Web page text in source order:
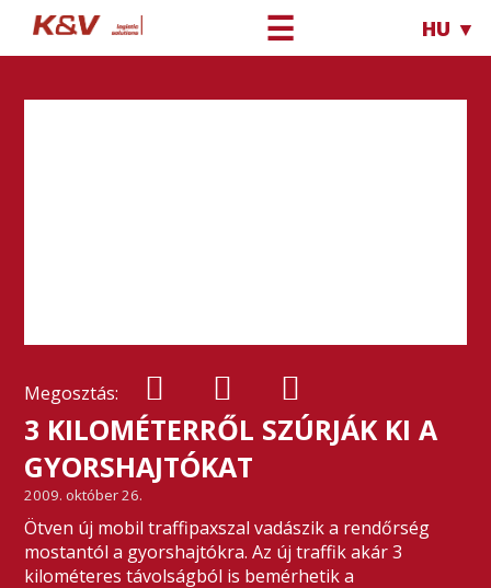
☰ HU ▼
Megosztás:
3 KILOMÉTERRŐL SZÚRJÁK KI A
GYORSHAJTÓKAT
2009. október 26.
Ötven új mobil traffipaxszal vadászik a rendőrség
mostantól a gyorshajtókra. Az új traffik akár 3
kilométeres távolságból is bemérhetik a